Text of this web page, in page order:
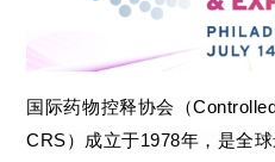
国际药物控释协会（
CRS）成立于1978年，是全